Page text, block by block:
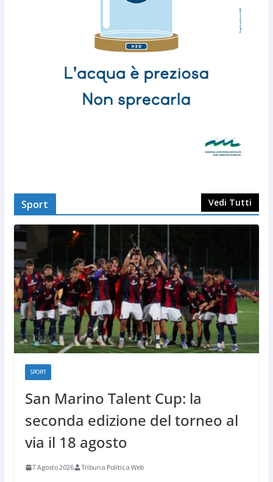
Sport Vedi Tutti
SPORT
San Marino Talent Cup: la
seconda edizione del torneo al
via il 18 agosto
7 Agosto 2026 Tribuna Politica Web